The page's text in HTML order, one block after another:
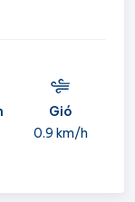
Gió
0.9 km/h